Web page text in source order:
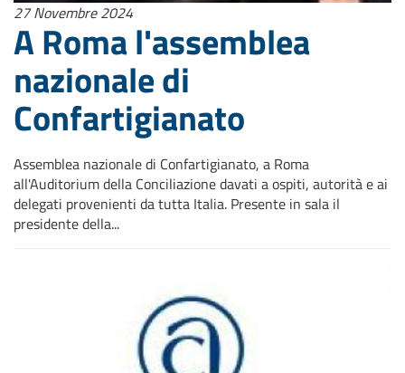
27 Novembre 2024
A Roma l'assemblea
nazionale di
Confartigianato
Assemblea nazionale di Confartigianato, a Roma
all'Auditorium della Conciliazione davati a ospiti, autorità e ai
delegati provenienti da tutta Italia. Presente in sala il
presidente della...